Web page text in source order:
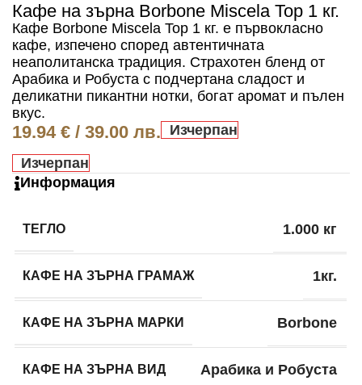
Кафе на зърна Borbone Miscela Top 1 кг.
Кафе Borbone Miscela Top 1 кг. e първокласно
кафе, изпечено според автентичната
неаполитанска традиция. Страхотен бленд от
Арабика и Робуста с подчертана сладост и
деликатни пикантни нотки, богат аромат и пълен
вкус.
19.94 € / 39.00 лв. Изчерпан
Изчерпан
Информация
ТЕГЛО 1.000 кг
КАФЕ НА ЗЪРНА ГРАМАЖ 1кг.
КАФЕ НА ЗЪРНА МАРКИ Borbone
КАФЕ НА ЗЪРНА ВИД Арабика и Робуста